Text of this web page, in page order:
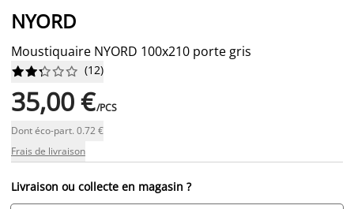
NYORD
Moustiquaire NYORD 100x210 porte gris





 (12)
35,00 €/PCS
Dont éco-part. 0.72 €
Frais de livraison
Livraison ou collecte en magasin ?